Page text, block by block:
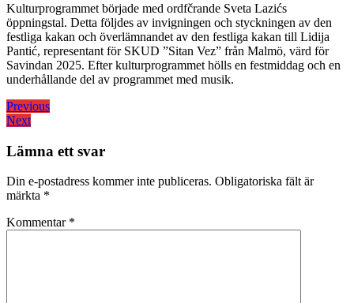
Kulturprogrammet började med ordfčrande Sveta Lazićs
öppningstal. Detta följdes av invigningen och styckningen av den
festliga kakan och överlämnandet av den festliga kakan till Lidija
Pantić, representant för SKUD ”Sitan Vez” från Malmö, värd för
Savindan 2025. Efter kulturprogrammet hölls en festmiddag och en
underhållande del av programmet med musik.
Inläggsnavigering
PreviousPrevious
NextNext
Lämna ett svar
Din e-postadress kommer inte publiceras. Obligatoriska fält är
märkta *
Kommentar *